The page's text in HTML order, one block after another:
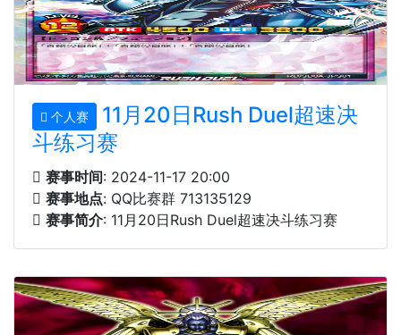
个人赛
11月20日Rush Duel超速决
斗练习赛
赛事时间: 2024-11-17 20:00
赛事地点: QQ比赛群 713135129
赛事简介: 11月20日Rush Duel超速决斗练习赛